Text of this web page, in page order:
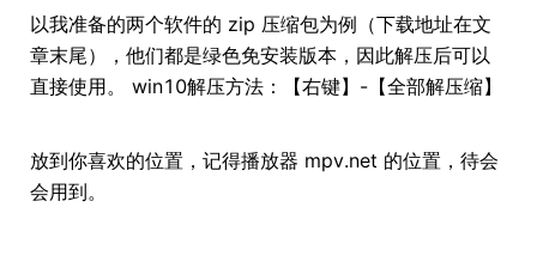
以我准备的两个软件的 zip 压缩包为例（下载地址在文
章末尾），他们都是绿色免安装版本，因此解压后可以
直接使用。 win10解压方法：【右键】-【全部解压缩】
放到你喜欢的位置，记得播放器 mpv.net 的位置，待会
会用到。